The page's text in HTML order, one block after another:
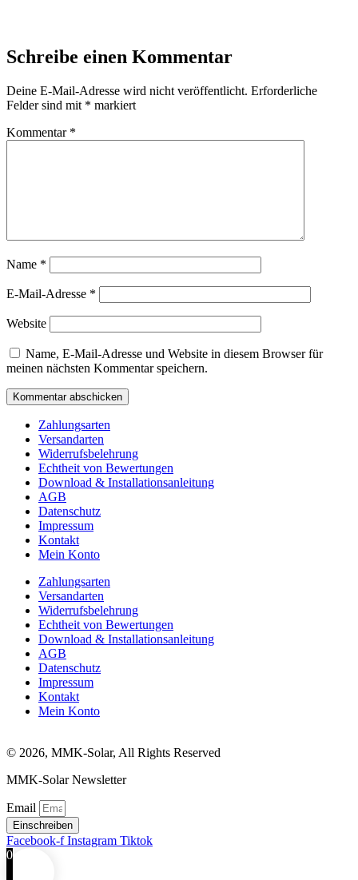
Schreibe einen Kommentar
Deine E-Mail-Adresse wird nicht veröffentlicht. Erforderliche
Felder sind mit * markiert
Kommentar *
Name *
E-Mail-Adresse *
Website
Name, E-Mail-Adresse und Website in diesem Browser für
meinen nächsten Kommentar speichern.
Zahlungsarten
Versandarten
Widerrufsbelehrung
Echtheit von Bewertungen
Download & Installationsanleitung
AGB
Datenschutz
Impressum
Kontakt
Mein Konto
Zahlungsarten
Versandarten
Widerrufsbelehrung
Echtheit von Bewertungen
Download & Installationsanleitung
AGB
Datenschutz
Impressum
Kontakt
Mein Konto
© 2026, MMK-Solar, All Rights Reserved
MMK-Solar Newsletter
Email
Einschreiben
Facebook-f Instagram Tiktok
0